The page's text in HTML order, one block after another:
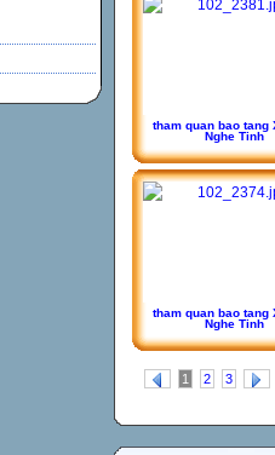
tham quan bao tang
Nghe Tinh
tham quan bao tang
Nghe Tinh
1 2 3